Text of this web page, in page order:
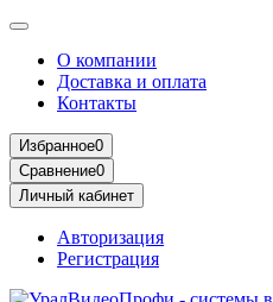
О компании
Доставка и оплата
Контакты
Избранное0
Сравнение0
Личный кабинет
Авторизация
Регистрация